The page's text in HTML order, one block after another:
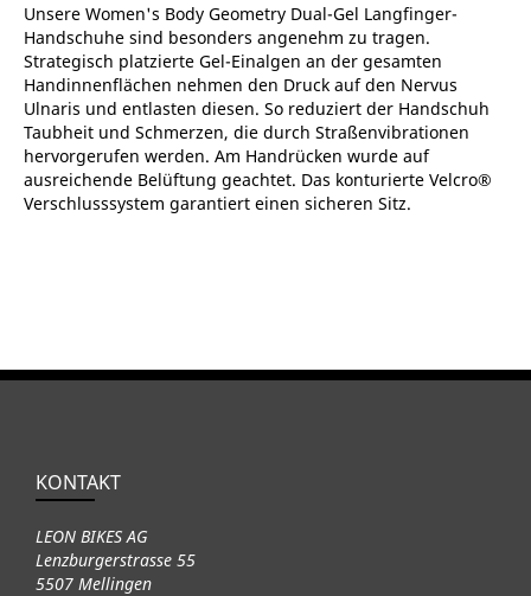
Unsere Women's Body Geometry Dual-Gel Langfinger-
Handschuhe sind besonders angenehm zu tragen.
Strategisch platzierte Gel-Einalgen an der gesamten
Handinnenflächen nehmen den Druck auf den Nervus
Ulnaris und entlasten diesen. So reduziert der Handschuh
Taubheit und Schmerzen, die durch Straßenvibrationen
hervorgerufen werden. Am Handrücken wurde auf
ausreichende Belüftung geachtet. Das konturierte Velcro®
Verschlusssystem garantiert einen sicheren Sitz.
KONTAKT
LEON BIKES AG
Lenzburgerstrasse 55
5507 Mellingen